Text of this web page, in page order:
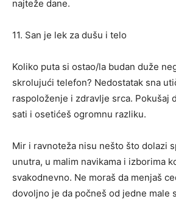
najteže dane.
11. San je lek za dušu i telo
Koliko puta si ostao/la budan duže
skrolujući telefon? Nedostatak sna
raspoloženje i zdravlje srca. Pokušaj
sati i osetićeš ogromnu razliku.
Mir i ravnoteža nisu nešto što dolazi
unutra, u malim navikama i izborima
svakodnevno. Ne moraš da menjaš
dovoljno je da počneš od jedne male